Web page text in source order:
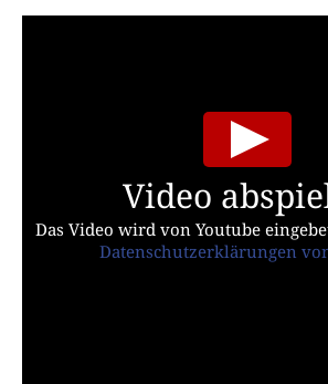
Video
Das Video wird von Youtube
Datenschutzerklärungen